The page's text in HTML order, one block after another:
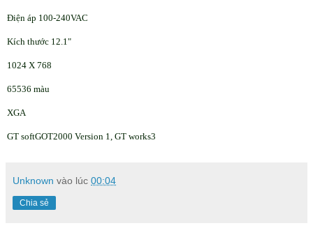
Điện áp 100-240VAC
Kích thước 12.1"
1024 X 768
65536 màu
XGA
GT softGOT2000 Version 1, GT works3
Unknown vào lúc 00:04
Chia sẻ